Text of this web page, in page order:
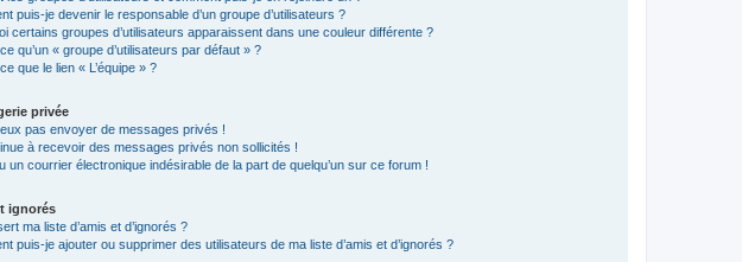
puis-je devenir le responsable d’un groupe d’utilisateurs ?
certains groupes d’utilisateurs apparaissent dans une couleur différente ?
qu’un « groupe d’utilisateurs par défaut » ?
que le lien « L’équipe » ?
privée
pas envoyer de messages privés !
à recevoir des messages privés non sollicités !
un courrier électronique indésirable de la part de quelqu’un sur ce forum !
ignorés
ma liste d’amis et d’ignorés ?
puis-je ajouter ou supprimer des utilisateurs de ma liste d’amis et d’ignorés ?